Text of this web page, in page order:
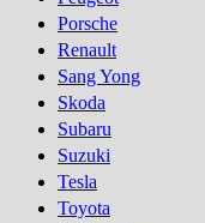
Porsсhe
Renault
Sang Yong
Skoda
Subaru
Suzuki
Tesla
Toyota